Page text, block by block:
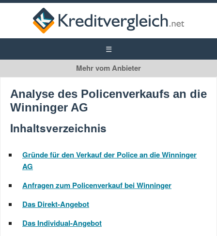
Analyse des Policenverkaufs an die
Winninger AG
Inhaltsverzeichnis
Gründe für den Verkauf der Police an die Winninger
AG
Anfragen zum Policenverkauf bei Winninger
Das Direkt-Angebot
Das Individual-Angebot
Policenverkauf